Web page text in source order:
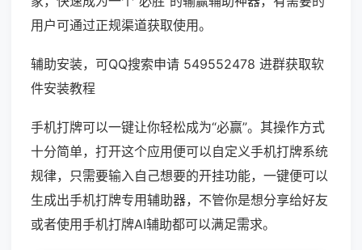
用户可通过正规渠道获取使用。
辅助安装，可QQ搜索申请 549552478 进群获取软
件安装教程
手机打牌可以一键让你轻松成为“必赢”。其操作方式
十分简单，打开这个应用便可以自定义手机打牌系统
规律，只需要输入自己想要的开挂功能，一键便可以
生成出手机打牌专用辅助器，不管你是想分享给好友
或者使用手机打牌AI辅助都可以满足需求。